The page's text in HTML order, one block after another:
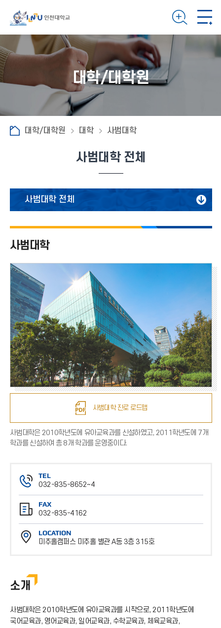
대학/대학원
대학/대학원 대학 사범대학
사범대학 전체
사범대학 전체
국어교육과
일어교육과
수학교육과
체육교육과
유아교육과
역사교육과
사범대학 진로 로드맵
사범대학
사범대학은 2010학년도에 유아교육과를 신설하였고, 2011학년도에 7개
학과를 신설하여 총 8개 학과를 운영중이다.
TEL
032-835-8652~4
전
화
번
호
FAX
032-835-4162
팩
스
번
LOCATION
미추홀캠퍼스 미추홀 별관 A동 3층 315호
소개
사범대학은 2010학년도에 유아교육과를 시작으로, 2011학년도에
국어교육과, 영어교육과, 일어교육과, 수학교육과, 체육교육과,